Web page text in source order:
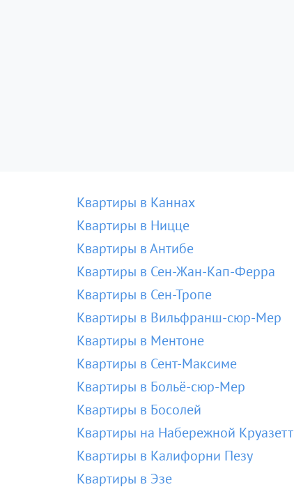
Квартиры в Каннах
Квартиры в Ницце
Квартиры в Антибе
Квартиры в Сен-Жан-Кап-Ферра
Квартиры в Сен-Тропе
Квартиры в Вильфранш-сюр-Мер
Квартиры в Ментоне
Квартиры в Сент-Максиме
Квартиры в Больё-сюр-Мер
Квартиры в Босолей
Квартиры на Набережной Круазетт
Квартиры в Калифорни Пезу
Квартиры в Эзе